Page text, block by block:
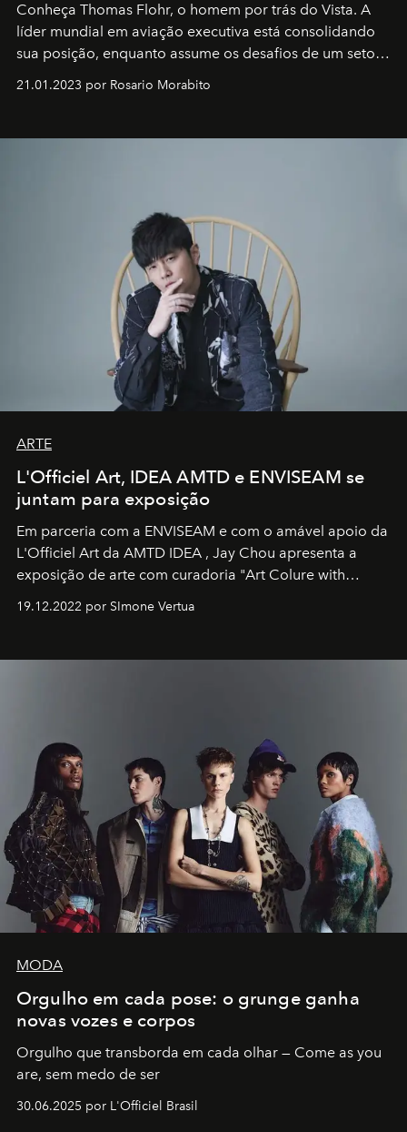
Conheça Thomas Flohr, o homem por trás do Vista. A
líder mundial em aviação executiva está consolidando
sua posição, enquanto assume os desafios de um setor
em rápida evolução e redefinindo o conceito de luxo
21.01.2023 por Rosario Morabito
ARTE
L'Officiel Art, IDEA AMTD e ENVISEAM se
juntam para exposição
Em parceria com a ENVISEAM e com o amável apoio da
L'Officiel Art da AMTD IDEA , Jay Chou apresenta a
exposição de arte com curadoria "Art Colure with
19.12.2022 por SImone Vertua
MODA
Orgulho em cada pose: o grunge ganha
novas vozes e corpos
Orgulho que transborda em cada olhar — Come as you
are, sem medo de ser
30.06.2025 por L'Officiel Brasil